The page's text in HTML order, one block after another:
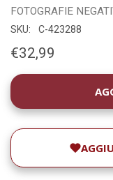
FOTOGRAFIE
SKU: C-423288
€32,99
DISPONIBILITÀ
ATTUALE: